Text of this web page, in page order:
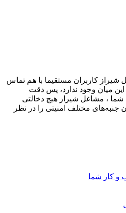
شیراز کاربران مستقیما با هم تماس
میان وجود ندارد، پس دقت
، مشاغل شیراز هیچ دخالتی
جنبه‌های مختلف امنیتی را در نظر
کار شما